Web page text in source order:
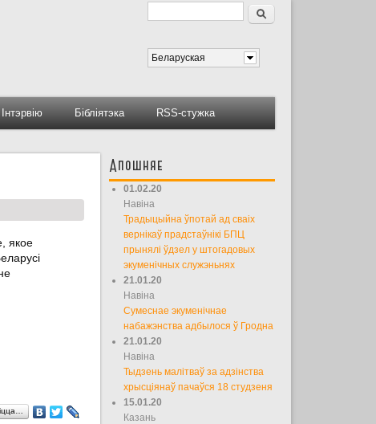
Форма пошуку
Пошук
Беларуская
Інтэрвію Бібліятэка RSS-стужка
якое
Апошняе
01.02.20
Навіна
Традыцыйна ўпотай ад сваіх
вернікаў прадстаўнікі БПЦ
прынялі ўдзел у штогадовых
экуменічных служэньнях
21.01.20
Навіна
Сумеснае экуменічнае
набажэнства адбылося ў Гродна
21.01.20
Навіна
Тыдзень малітваў за адзінства
хрысціянаў пачаўся 18 студзеня
15.01.20
Казань